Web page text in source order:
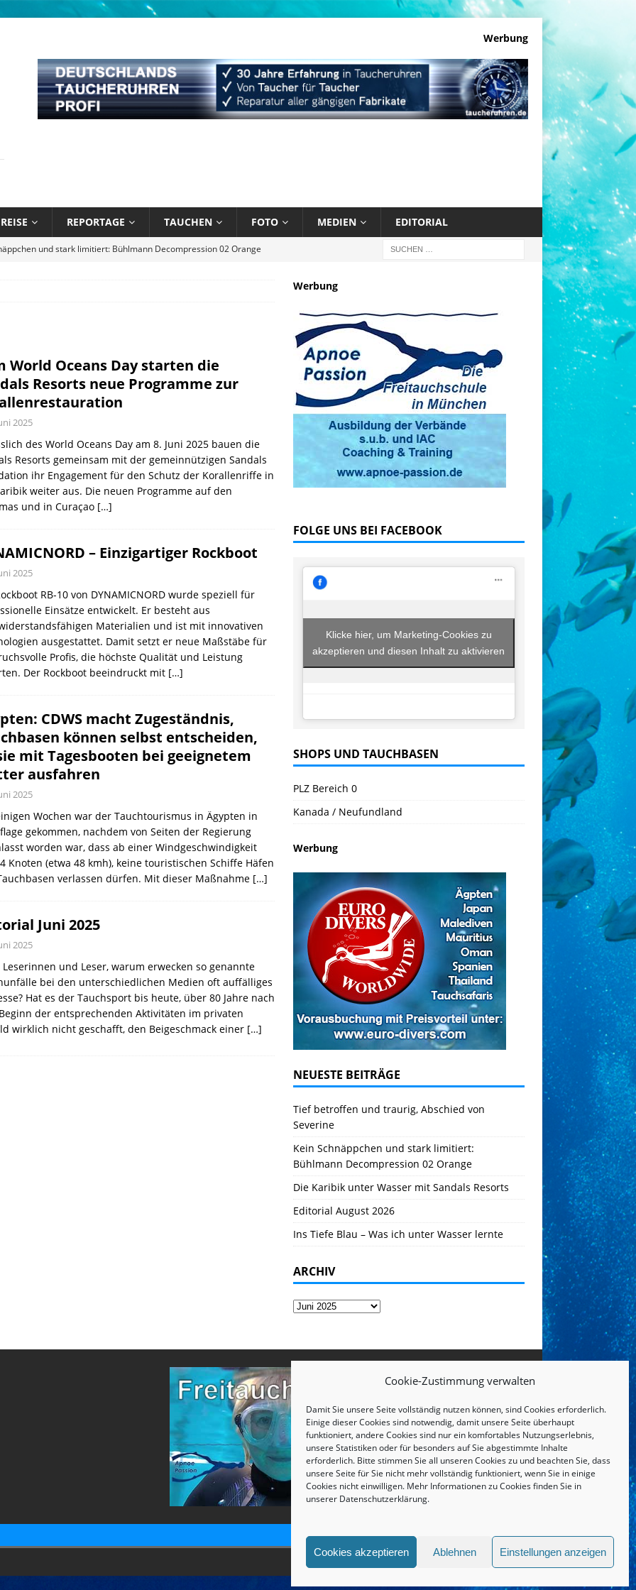
Cookie-Zustimmung verwalten
Damit Sie unsere Seite vollständig nutzen können, sind Cookies erforderlich.
Einige dieser Cookies sind notwendig, damit unsere Seite überhaupt
funktioniert, andere Cookies sind nur ein komfortables Nutzungserlebnis,
unsere Statistiken oder für besonders auf Sie abgestimmte Inhalte
erforderlich. Bitte stimmen Sie all unseren Cookies zu und beachten Sie, dass
unsere Seite für Sie nicht mehr vollständig funktioniert, wenn Sie in einige
Cookies nicht einwilligen. Mehr Informationen zu Cookies finden Sie in
unserer Datenschutzerklärung.
Cookies akzeptieren Ablehnen Einstellungen anzeigen
Werbung
REISE REPORTAGE TAUCHEN FOTO MEDIEN EDITORIAL
und stark limitiert: Bühlmann Decompression 02 Orange
und traurig, Abschied von Severine PRAXIS
World Oceans Day starten die
Resorts neue Programme zur
2025
des World Oceans Day am 8. Juni 2025 bauen die
Resorts gemeinsam mit der gemeinnützigen Sandals
ihr Engagement für den Schutz der Korallenriffe in
weiter aus. Die neuen Programme auf den
und in Curaçao […]
– Einzigartiger Rockboot
2025
RB-10 von DYNAMICNORD wurde speziell für
Einsätze entwickelt. Er besteht aus
Materialien und ist mit innovativen
ausgestattet. Damit setzt er neue Maßstäbe für
Profis, die höchste Qualität und Leistung
Der Rockboot beeindruckt mit […]
CDWS macht Zugeständnis,
können selbst entscheiden,
mit Tagesbooten bei geeignetem
ausfahren
2025
Wochen war der Tauchtourismus in Ägypten in
gekommen, nachdem von Seiten der Regierung
worden war, dass ab einer Windgeschwindigkeit
Knoten (etwa 48 kmh), keine touristischen Schiffe Häfen
verlassen dürfen. Mit dieser Maßnahme […]
Juni 2025
2025
Leserinnen und Leser, warum erwecken so genannte
bei den unterschiedlichen Medien oft auffälliges
Hat es der Tauchsport bis heute, über 80 Jahre nach
der entsprechenden Aktivitäten im privaten
wirklich nicht geschafft, den Beigeschmack einer […]
Werbung
FOLGE UNS BEI FACEBOOK
Klicke hier, um Marketing-Cookies zu
akzeptieren und diesen Inhalt zu aktivieren
SHOPS UND TAUCHBASEN
PLZ Bereich 0
Kanada / Neufundland
Werbung
NEUESTE BEITRÄGE
Tief betroffen und traurig, Abschied von
Severine
Kein Schnäppchen und stark limitiert:
Bühlmann Decompression 02 Orange
Die Karibik unter Wasser mit Sandals Resorts
Editorial August 2026
Ins Tiefe Blau – Was ich unter Wasser lernte
ARCHIV
IMPRESSUM UND DATENSCHUTZERKLÄRUNG